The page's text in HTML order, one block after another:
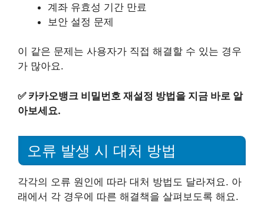
계좌 유효성 기간 만료
보안 설정 문제
이 같은 문제는 사용자가 직접 해결할 수 있는 경우
가 많아요.
✅ 카카오뱅크 비밀번호 재설정 방법을 지금 바로 알
아보세요.
오류 발생 시 대처 방법
각각의 오류 원인에 따라 대처 방법도 달라져요. 아
래에서 각 경우에 따른 해결책을 살펴보도록 해요.